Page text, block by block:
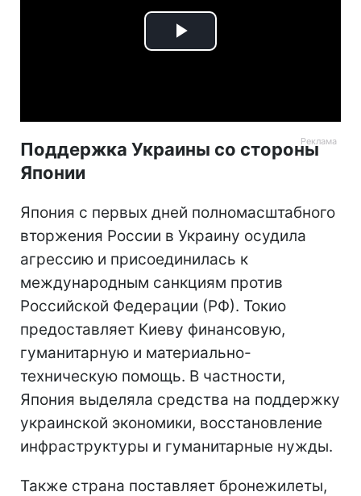
Play
Поддержка Украины со стороны
Японии
Япония с первых дней полномасштабного
вторжения России в Украину осудила
агрессию и присоединилась к
международным санкциям против
Российской Федерации (РФ). Токио
предоставляет Киеву финансовую,
гуманитарную и материально-
техническую помощь. В частности,
Япония выделяла средства на поддержку
украинской экономики, восстановление
инфраструктуры и гуманитарные нужды.
Также страна поставляет бронежилеты,